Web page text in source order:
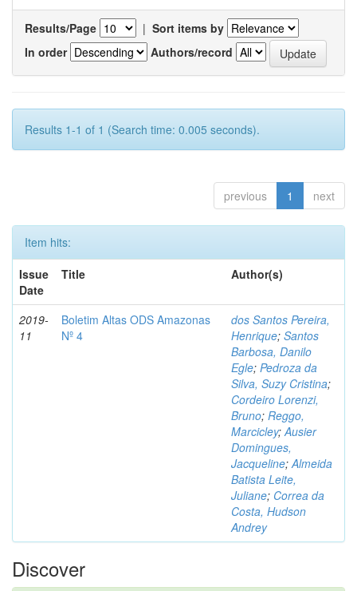
Results/Page | Sort items by
In order
Authors/record
Results 1-1 of 1 (Search time: 0.005 seconds).
previous 1 next
Item hits:
Issue
Date
Title Author(s)
2019-
11
Boletim Altas ODS Amazonas
Nº 4
dos Santos Pereira,
Henrique; Santos
Barbosa, Danilo
Egle; Pedroza da
Silva, Suzy Cristina;
Cordeiro Lorenzi,
Bruno; Reggo,
Marcicley;Ausier
Domingues,
Jacqueline;Almeida
Batista Leite,
Juliane; Correa da
Costa, Hudson
Andrey
Discover